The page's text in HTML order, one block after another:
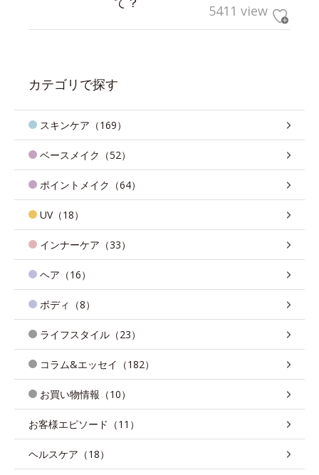
5411 view
カテゴリで探す
スキンケア（169）
ベースメイク（52）
ポイントメイク（64）
UV（18）
インナーケア（33）
ヘア（16）
ボディ（8）
ライフスタイル（23）
コラム&エッセイ（182）
お買い物情報（10）
お客様エピソード（11）
ヘルスケア（18）